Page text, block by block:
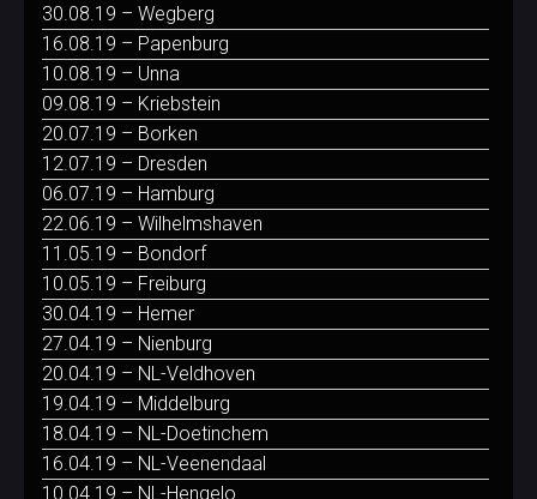
30.08.19 – Wegberg
16.08.19 – Papenburg
10.08.19 – Unna
09.08.19 – Kriebstein
20.07.19 – Borken
12.07.19 – Dresden
06.07.19 – Hamburg
22.06.19 – Wilhelmshaven
11.05.19 – Bondorf
10.05.19 – Freiburg
30.04.19 – Hemer
27.04.19 – Nienburg
20.04.19 – NL-Veldhoven
19.04.19 – Middelburg
18.04.19 – NL-Doetinchem
16.04.19 – NL-Veenendaal
10.04.19 – NL-Hengelo